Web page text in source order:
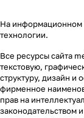
На информационном
технологии.
Все ресурсы сайта
текстовую,
структуру, дизайн
фирменное
прав на
законодательством